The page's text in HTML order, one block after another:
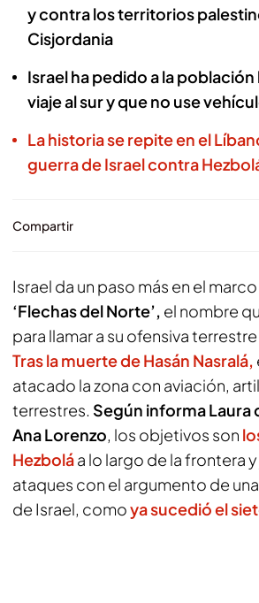
y contra los territorios
Cisjordania
Israel ha pedido a la
viaje al sur y que no use
La historia se repite en el
guerra de Israel contra
Compartir
Israel da un paso más en el
‘Flechas del Norte’, el nombre
para llamar a su ofensiva terrestre
Tras la muerte de Hasán Nasralá,
atacado la zona con aviación,
terrestres. Según informa Laura
Ana Lorenzo, los objetivos son
Hezboláa lo largo de la frontera
ataques con el argumento de
de Israel, comoya sucedió el